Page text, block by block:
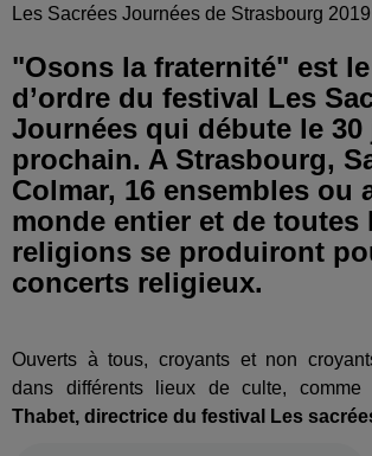
Les Sacrées Journées de Strasbourg 2019
"Osons la fraternité" est
d’ordre du festival Les
Journées qui débute le 30
prochain. A Strasbourg,
Colmar, 16 ensembles ou
monde entier et de toutes
religions se produiront
concerts religieux.
Ouverts à tous, croyants et non
dans différents lieux de culte,
Thabet, directrice du festival Les